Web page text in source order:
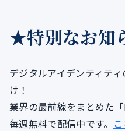
★特別なお知
デジタルアイデンティテ
け！
業界の最前線をまとめた
毎週無料で配信中です。